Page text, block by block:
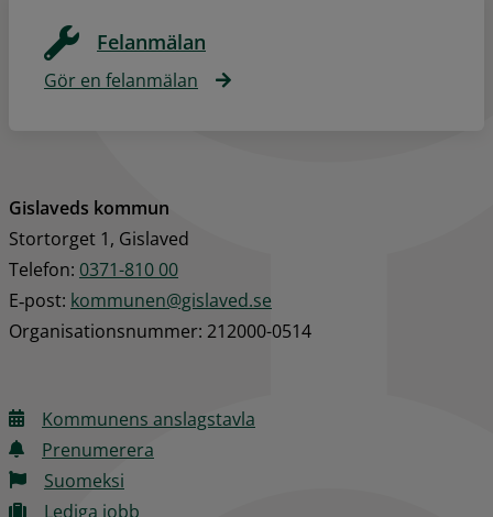
Felanmälan
Gör en felanmälan
Gislaveds kommun
Stortorget 1, Gislaved
Telefon: 0371-810 00
E‑post: kommunen@gislaved.se
Organisationsnummer: 212000-0514
Kommunens anslagstavla
Prenumerera
Suomeksi
Lediga jobb